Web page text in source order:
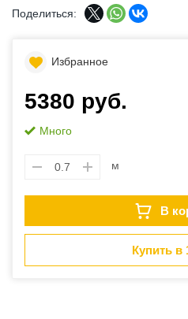
Поделиться:
Избранное
5380 руб.
Много
м
В
Купить в